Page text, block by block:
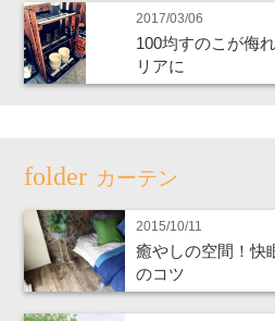
2017/03/06
100均すのこが侮
リアに
カーテン
2015/10/11
癒やしの空間！快
のコツ